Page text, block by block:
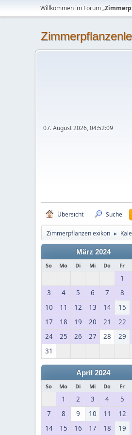
Willkommen im Forum „
07. August 2026, 04:52:09
Übersicht Suche
Zimmerpflanzenlexikon ►
März 2024
So Mo Di Mi Do Fr
1
3
4 5 6 7 8
10
11 12 13 14 15
17
18 19 20 21 22
24
25 26 27 28 29
31
April 2024
So Mo Di Mi Do Fr
1 2 3 4 5
7
8 9 10 11 12
14
15 16 17 18 19